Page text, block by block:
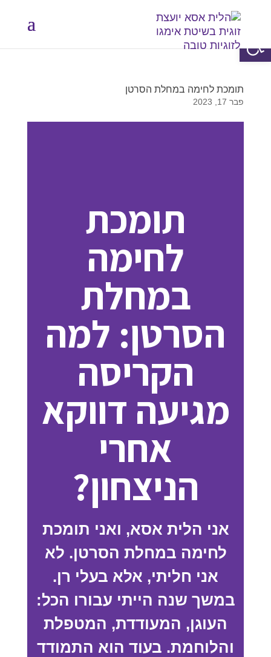
תומכת לחימה במחלת הסרטן
פבר 17, 2023
תומכת
לחימה
במחלת
הסרטן: למה
הקריסה
מגיעה דווקא
אחרי
הניצחון?
אני הלית אסא, ואני תומכת
לחימה במחלת הסרטן. לא
אני חליתי, אלא בעלי רן.
במשך שנה הייתי עבורו הכל:
העוגן, המעודדת, המטפלת
והלוחמת. בעוד הוא התמודד
פתח סרגל נגישות